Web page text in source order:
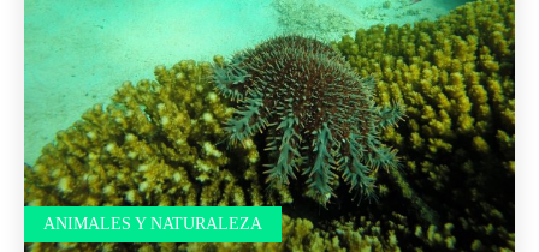
ANIMALES Y NATURALEZA